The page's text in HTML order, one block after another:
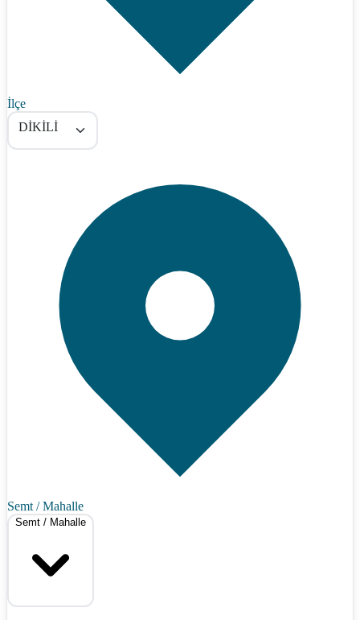
İlçe
DİKİLİ
Semt / Mahalle
Semt / Mahalle